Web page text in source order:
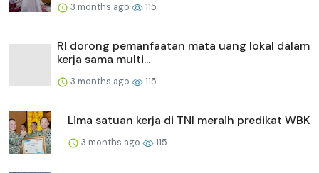
3 months ago 115
RI dorong pemanfaatan mata uang lokal dalam
kerja sama multi...
3 months ago 115
Lima satuan kerja di TNI meraih predikat WBK
3 months ago 115